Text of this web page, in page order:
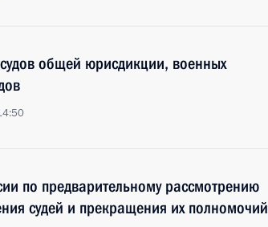
общей юрисдикции, военных
по предварительному рассмотрению
судей и прекращения их полномочий